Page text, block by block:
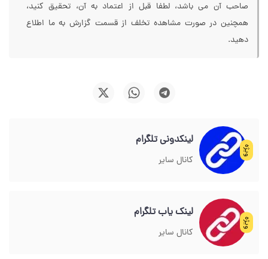
صاحب آن می باشد، لطفا قبل از اعتماد به آن، تحقیق کنید،
همچنین در صورت مشاهده تخلف از قسمت گزارش به ما اطلاع
دهید.
ویژه
لینکدونی تلگرام
کانال سایر
ویژه
لینک یاب تلگرام
کانال سایر